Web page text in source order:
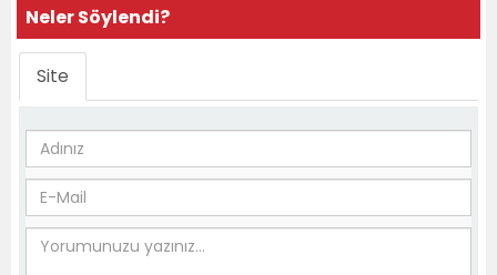
Neler Söylendi?
Site